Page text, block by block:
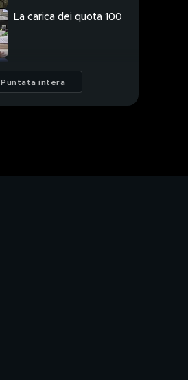
La carica dei quota 100
Puntata intera